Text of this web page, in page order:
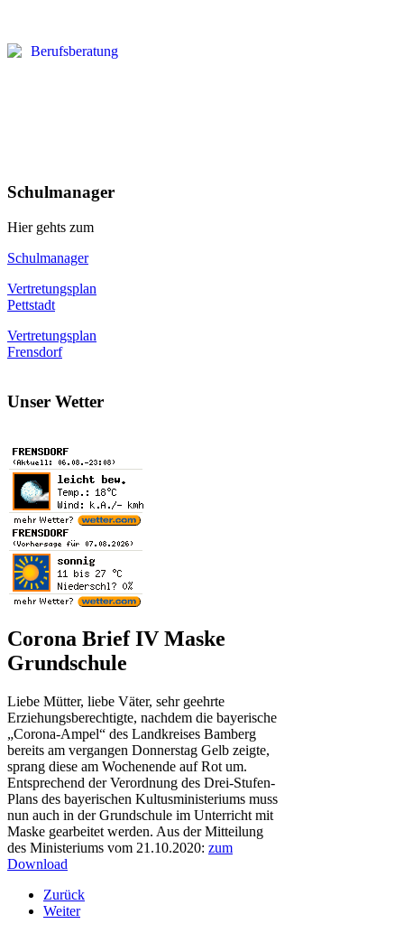
Schulmanager
Hier gehts zum
Schulmanager
Vertretungsplan
Pettstadt
Vertretungsplan
Frensdorf
Unser Wetter
Corona Brief IV Maske
Grundschule
Liebe Mütter, liebe Väter, sehr geehrte
Erziehungsberechtigte, nachdem die bayerische
„Corona-Ampel“ des Landkreises Bamberg
bereits am vergangen Donnerstag Gelb zeigte,
sprang diese am Wochenende auf Rot um.
Entsprechend der Verordnung des Drei-Stufen-
Plans des bayerischen Kultusministeriums muss
nun auch in der Grundschule im Unterricht mit
Maske gearbeitet werden. Aus der Mitteilung
des Ministeriums vom 21.10.2020: zum
Download
Zurück
Weiter